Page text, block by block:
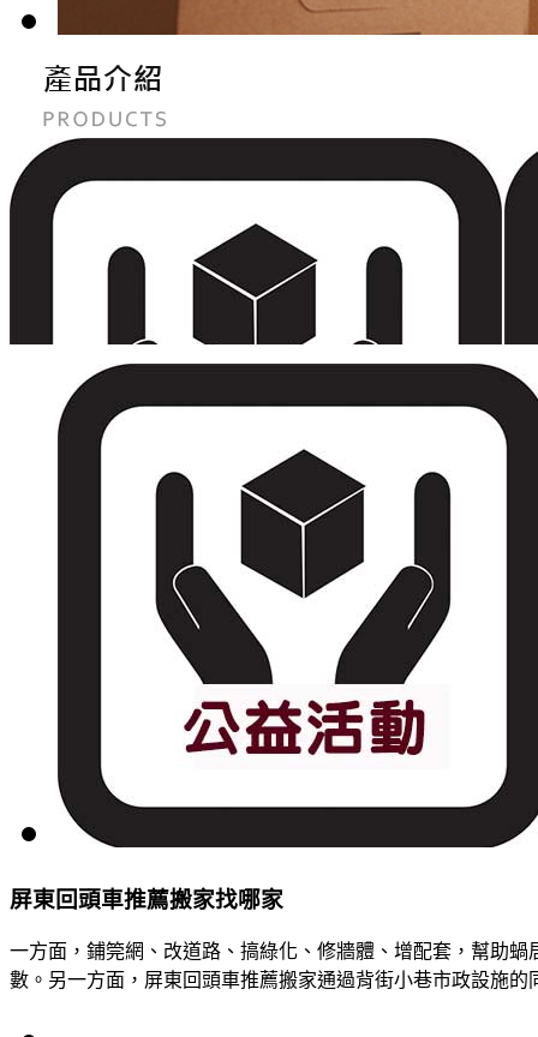
屏東回頭車推薦搬家找哪家
一方面，鋪筦網、改道路、搞綠化、修牆體、增配套，幫助
數。另一方面，屏東回頭車推薦搬家通過背街小巷市政設施